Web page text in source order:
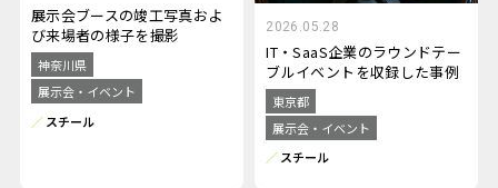
展示会ブースの竣工写真およ
び来場者の様子を撮影
神奈川県
展示会・イベント
スチール
2026.05.28
IT・SaaS企業のラウンドテー
ブルイベントを収録した事例
東京都
展示会・イベント
スチール